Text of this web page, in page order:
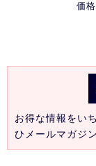
価
お得な情報をい
ひメールマガジ